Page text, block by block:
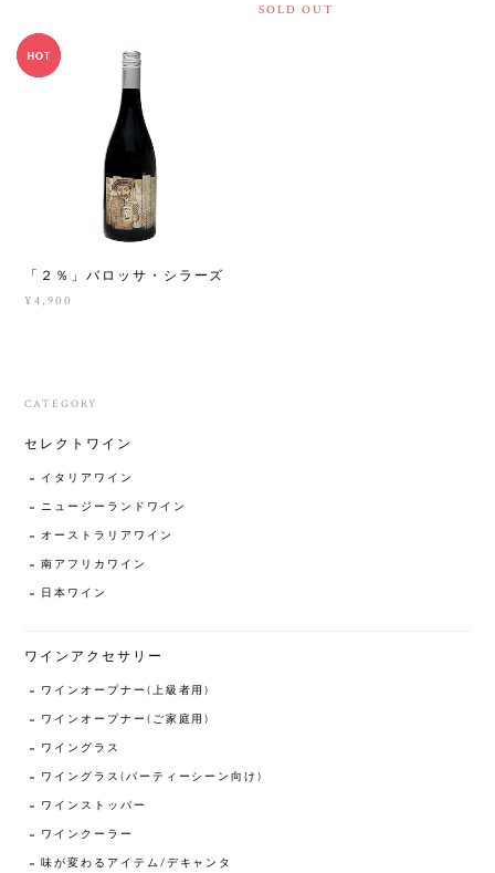
SOLD OUT
「２％」バロッサ・シラーズ
¥4,900
CATEGORY
セレクトワイン
イタリアワイン
ニュージーランドワイン
オーストラリアワイン
南アフリカワイン
日本ワイン
ワインアクセサリー
ワインオープナー(上級者用)
ワインオープナー(ご家庭用)
ワイングラス
ワイングラス(パーティーシーン向け)
ワインストッパー
ワインクーラー
味が変わるアイテム/デキャンタ